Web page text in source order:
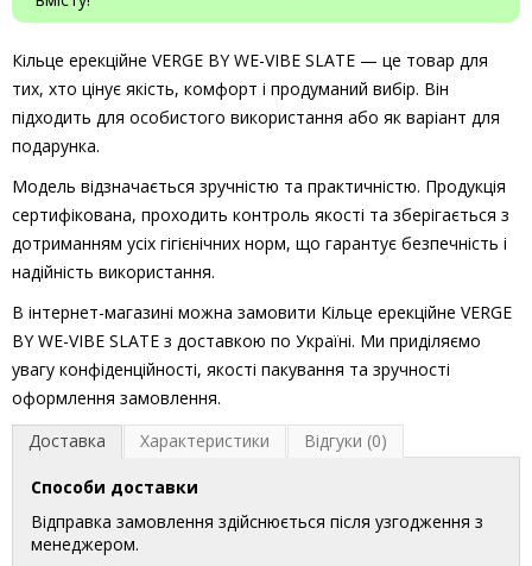
Кільце ерекційне VERGE BY WE-VIBE SLATE — це товар для
тих, хто цінує якість, комфорт і продуманий вибір. Він
підходить для особистого використання або як варіант для
подарунка.
Модель відзначається зручністю та практичністю. Продукція
сертифікована, проходить контроль якості та зберігається з
дотриманням усіх гігієнічних норм, що гарантує безпечність і
надійність використання.
В інтернет-магазині можна замовити Кільце ерекційне VERGE
BY WE-VIBE SLATE з доставкою по Україні. Ми приділяємо
увагу конфіденційності, якості пакування та зручності
оформлення замовлення.
Доставка
Характеристики Відгуки (0)
Способи доставки
Відправка замовлення здійснюється після узгодження з
менеджером.